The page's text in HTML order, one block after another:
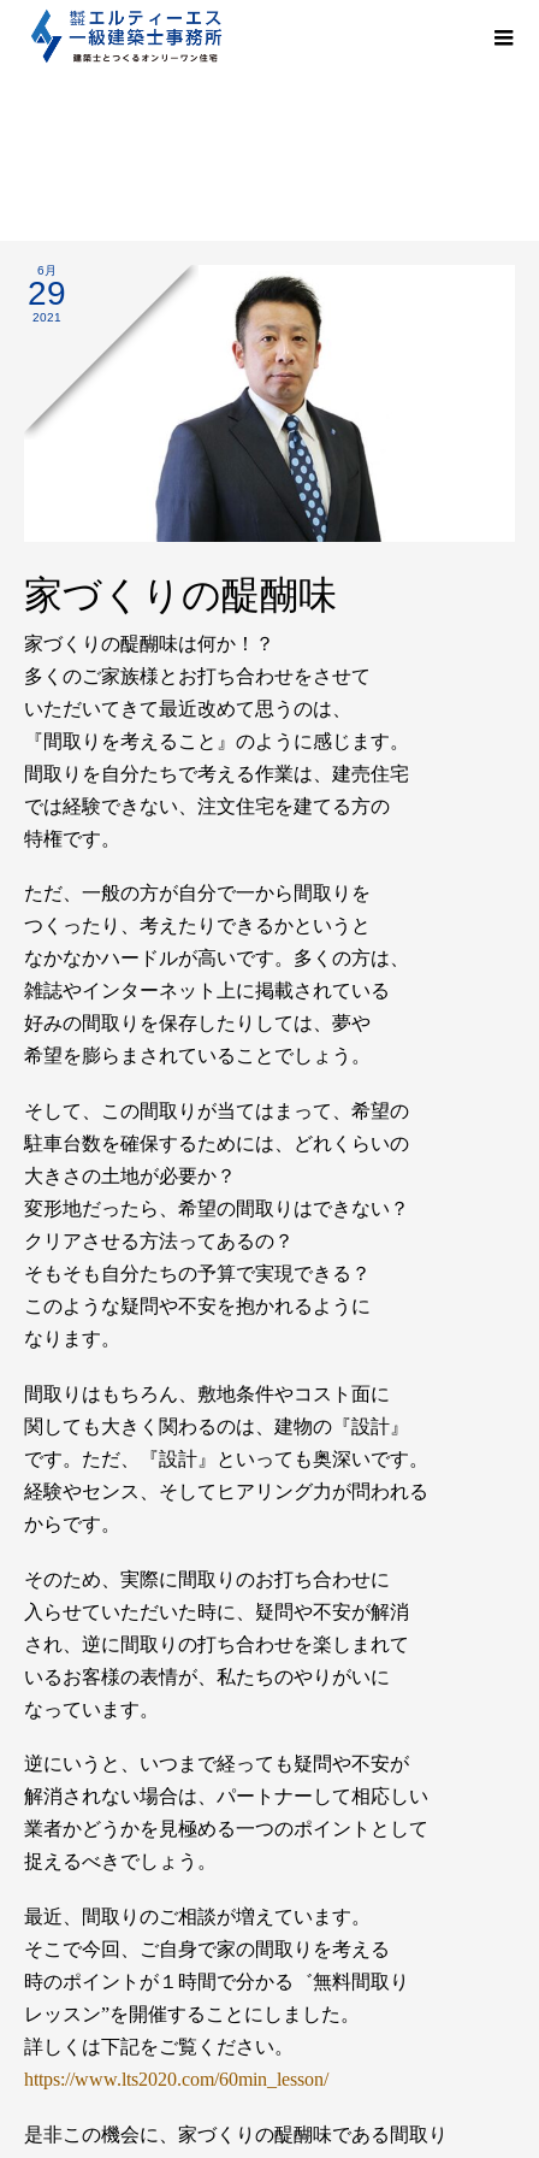
家づくりの醍醐味
6月
29
2021
家づくりの醍醐味
家づくりの醍醐味は何か！？
多くのご家族様とお打ち合わせをさせて
いただいてきて最近改めて思うのは、
『間取りを考えること』のように感じます。
間取りを自分たちで考える作業は、建売住宅
では経験できない、注文住宅を建てる方の
特権です。
ただ、一般の方が自分で一から間取りを
つくったり、考えたりできるかというと
なかなかハードルが高いです。多くの方は、
雑誌やインターネット上に掲載されている
好みの間取りを保存したりしては、夢や
希望を膨らまされていることでしょう。
そして、この間取りが当てはまって、希望の
駐車台数を確保するためには、どれくらいの
大きさの土地が必要か？
変形地だったら、希望の間取りはできない？
クリアさせる方法ってあるの？
そもそも自分たちの予算で実現できる？
このような疑問や不安を抱かれるように
なります。
間取りはもちろん、敷地条件やコスト面に
関しても大きく関わるのは、建物の『設計』
です。ただ、『設計』といっても奥深いです。
経験やセンス、そしてヒアリング力が問われる
からです。
そのため、実際に間取りのお打ち合わせに
入らせていただいた時に、疑問や不安が解消
され、逆に間取りの打ち合わせを楽しまれて
いるお客様の表情が、私たちのやりがいに
なっています。
逆にいうと、いつまで経っても疑問や不安が
解消されない場合は、パートナーして相応しい
業者かどうかを見極める一つのポイントとして
捉えるべきでしょう。
最近、間取りのご相談が増えています。
そこで今回、ご自身で家の間取りを考える
時のポイントが１時間で分かる゛無料間取り
レッスン”を開催することにしました。
詳しくは下記をご覧ください。
https://www.lts2020.com/60min_lesson/
是非この機会に、家づくりの醍醐味である間取り